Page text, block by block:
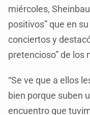
miércoles,
positivos” que en
conciertos y
pretencioso” de los
“Se ve que a ellos
bien porque suben
encuentro que